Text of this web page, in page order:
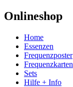
Onlineshop
Home
Essenzen
Frequenzposter
Frequenzkarten
Sets
Hilfe + Info